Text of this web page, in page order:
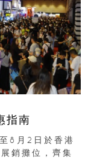
指南
8月2日於香港
銷攤位，齊集